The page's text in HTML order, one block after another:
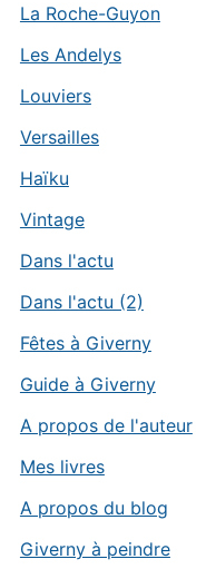
La Roche-Guyon
Les Andelys
Louviers
Versailles
Haïku
Vintage
Dans l'actu
Dans l'actu (2)
Fêtes à Giverny
Guide à Giverny
A propos de l'auteur
Mes livres
A propos du blog
Giverny à peindre